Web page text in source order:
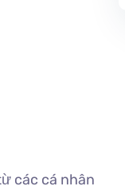
các cá nhân